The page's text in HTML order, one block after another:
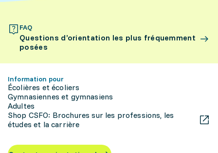
FAQ
Questions d’orientation les plus fréquemment
posées
Information pour
Écolières et écoliers
Gymnasiennes et gymnasiens
Adultes
Shop CSFO: Brochures sur les professions, les
études et la carrière